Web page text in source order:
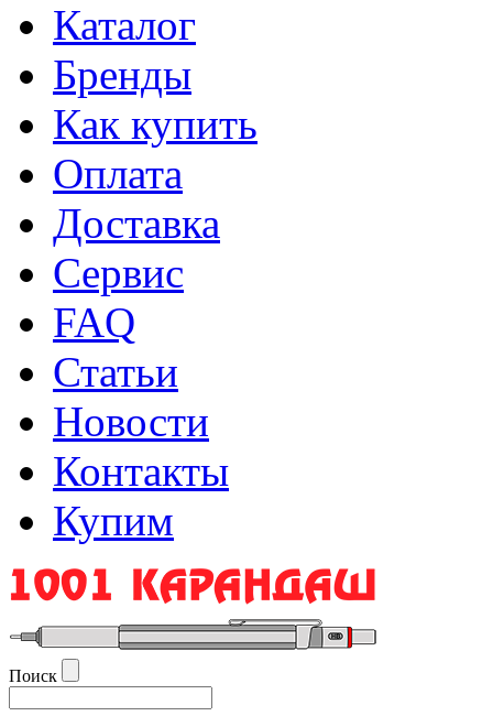
Каталог
Бренды
Как купить
Оплата
Доставка
Сервис
FAQ
Статьи
Новости
Контакты
Купим
Поиск